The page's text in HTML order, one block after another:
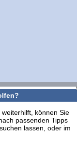
können Sie
passenden Tipps
lassen, oder im